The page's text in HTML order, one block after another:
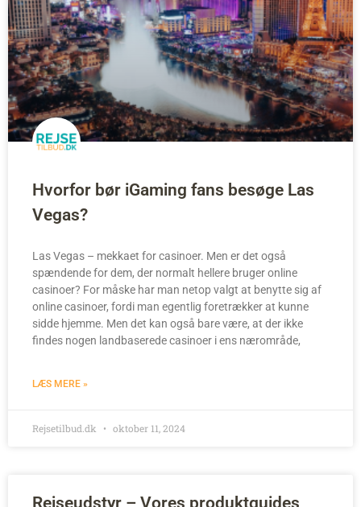
Hvorfor bør iGaming fans besøge Las
Vegas?
Las Vegas – mekkaet for casinoer. Men er det også
spændende for dem, der normalt hellere bruger online
casinoer? For måske har man netop valgt at benytte sig af
online casinoer, fordi man egentlig foretrækker at kunne
sidde hjemme. Men det kan også bare være, at der ikke
findes nogen landbaserede casinoer i ens nærområde,
LÆS MERE »
Rejsetilbud.dk oktober 11, 2024
Rejseudstyr – Vores produktguides